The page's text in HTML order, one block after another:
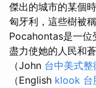
傑出的城市的某個
匈牙利，這些樹被
Pocahontas是一位
盡力使她的人民和
（John 台中美式整
（English klook 台